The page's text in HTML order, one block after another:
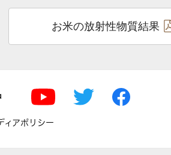
お米の放射性物質結果
ィアポリシー